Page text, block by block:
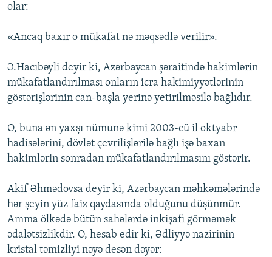
olar:
«Ancaq baxır o mükafat nə məqsədlə verilir».
Ə.Hacıbəyli deyir ki, Azərbaycan şəraitində hakimlərin
mükafatlandırılması onların icra hakimiyyətlərinin
göstərişlərinin can-başla yerinə yetirilməsilə bağlıdır.
O, buna ən yaxşı nümunə kimi 2003-cü il oktyabr
hadisələrini, dövlət çevrilişlərilə bağlı işə baxan
hakimlərin sonradan mükafatlandırılmasını göstərir.
Akif Əhmədovsa deyir ki, Azərbaycan məhkəmələrində
hər şeyin yüz faiz qaydasında olduğunu düşünmür.
Amma ölkədə bütün sahələrdə inkişafı görməmək
ədalətsizlikdir. O, hesab edir ki, Ədliyyə nazirinin
kristal təmizliyi nəyə desən dəyər: